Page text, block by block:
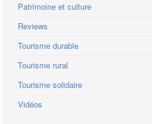
Patrimoine et culture
Reviews
Tourisme durable
Tourisme rural
Tourisme solidaire
Vidéos